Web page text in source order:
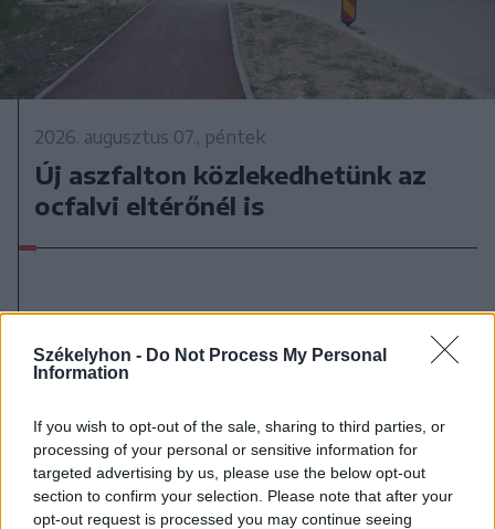
Székelyhon - Do Not Process My Personal
Information
If you wish to opt-out of the sale, sharing to third parties, or
processing of your personal or sensitive information for
targeted advertising by us, please use the below opt-out
section to confirm your selection. Please note that after your
opt-out request is processed you may continue seeing
2026. augusztus 07., péntek
Új aszfalton közlekedhetünk az
ocfalvi eltérőnél is